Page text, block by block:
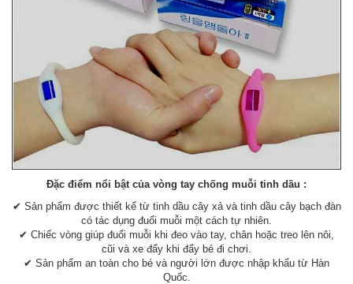
Đặc điểm nổi bật của vòng tay chống muỗi tinh dầu :
✔ Sản phẩm được thiết kế từ tinh dầu cây xả và tinh dầu cây bạch đàn
có tác dụng đuổi muỗi một cách tự nhiên.
✔ Chiếc vòng giúp đuổi muỗi khi đeo vào tay, chân hoặc treo lên nôi,
cũi và xe đẩy khi đẩy bé đi chơi.
✔ Sản phẩm an toàn cho bé và người lớn được nhập khẩu từ Hàn
Quốc.